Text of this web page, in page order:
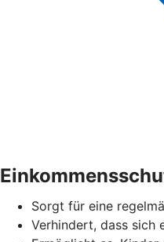
Sorgt für eine
Verhindert, dass sich